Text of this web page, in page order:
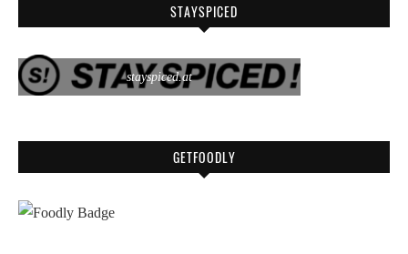
STAYSPICED
stayspiced.at
GETFOODLY